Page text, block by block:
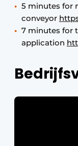
5 minutes for
conveyor
7 minutes for
application